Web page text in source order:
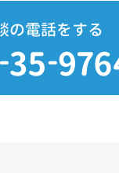
の電話をする